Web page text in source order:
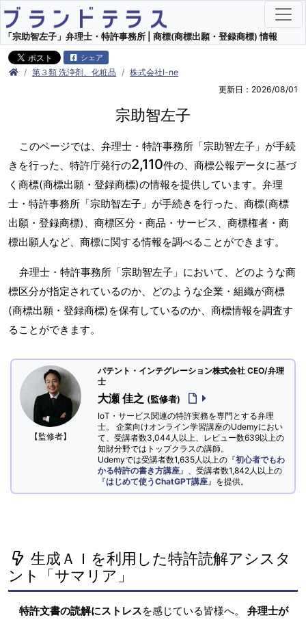
「宗助智左子」弁理士・特許事務所 | 商標(商標出願・登録商標) 情報
シェア
第３類 洗浄剤、化粧品
株式会社I-ne
更新日：2026/08/01
宗助智左子
このページでは、弁理士・特許事務所「宗助智左子」が手続
きを行った、特許庁発行の2,110件の、商標公報データに基づ
く商標(商標出願・登録商標)の情報を提供しています。弁理
士・特許事務所「宗助智左子」が手続きを行った、商標(商標
出願・登録商標)、商標区分・商品・サービス、商標権者・商
標出願人など、商標に関する情報を調べることができます。
弁理士・特許事務所「宗助智左子」において、どのような商
標区分が指定されているのか、どのような企業・組織が商標
(商標出願・登録商標)を保有しているのか、商標情報を調査す
ることができます。
【監修者】
パテント・インテグレーション株式会社 CEO/弁理
士
大瀬 佳之 (監修者)
IoT・サービス関連の特許実務を専門とする弁理
士。 企業向けオンライン学習講座のUdemyにおい
て、受講者数3,044人以上、レビュー数639以上の
知財分野ではトップクラスの講師。
Udemyでは受講者数1,635人以上の『初心者でもわ
かる特許の書き方講座 』、受講者数1,842人以上の
『はじめて使うChatGPT講座 』を提供。
生成ＡＩを利用した特許読解アシスタ
ント「サマリア」
特許文書の読解にストレスを感じている皆様へ。 弁理士が